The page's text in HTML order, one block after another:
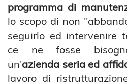
programma di
lo scopo di non
seguirlo ed intervenire
ce ne fosse
un'azienda seria ed
lavoro di